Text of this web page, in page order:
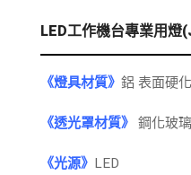
LED工作機台專業用燈
《燈具材質》 鋁 表面硬
《透光罩材質》 鋼化玻
《光源》 LED